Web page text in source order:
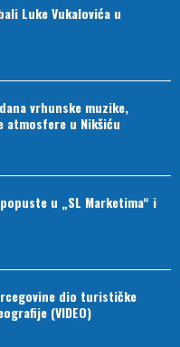
Luke Vukalovića u
vrhunske muzike,
atmosfere u Nikšiću
u „SL Marketima“ i
dio turističke
(VIDEO)